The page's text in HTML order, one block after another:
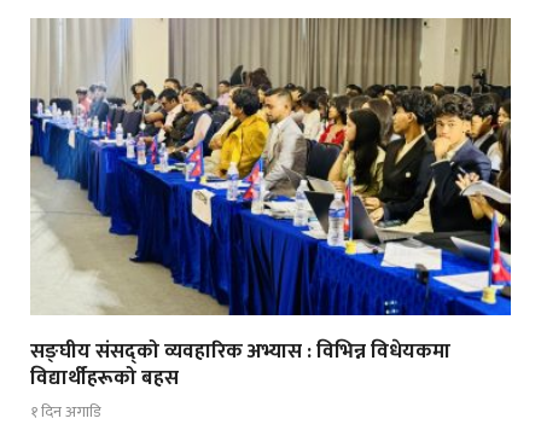
सङ्घीय संसद्को व्यवहारिक अभ्यास : विभिन्न विधेयकमा
विद्यार्थीहरूको बहस
१ दिन अगाडि